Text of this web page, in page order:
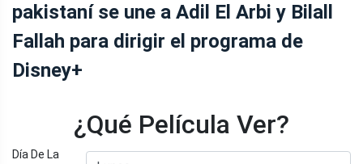
pakistaní se une a Adil El Arbi y Bilall
Fallah para dirigir el programa de
Disney+
¿Qué Película Ver?
Día De La